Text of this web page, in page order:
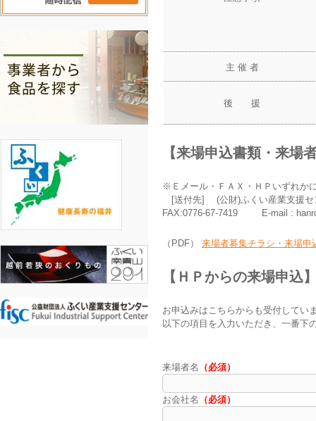
主 催 者
後 援
【来場申込書類・来
※Ｅメール・ＦＡＸ・ＨＰいずれか
[送付先] (公財)ふくい産業支援
FAX:0776-67-7419 E-mail :
（PDF） 来場者募集チラシ・来場申
【ＨＰからの来場申込
お申込みはこちらからも受付してい
以下の項目を入力いただき、一番下
来場者名 （必須）
お会社名 （必須）